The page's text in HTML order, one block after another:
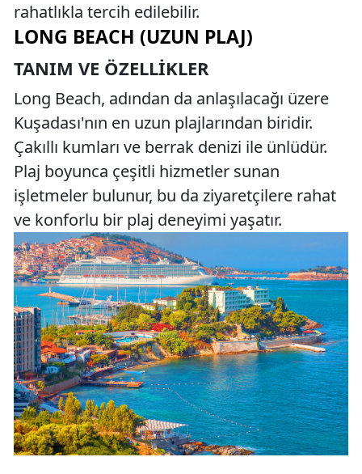
rahatlıkla tercih edilebilir.
LONG BEACH (UZUN PLAJ)
TANIM VE ÖZELLIKLER
Long Beach, adından da anlaşılacağı üzere
Kuşadası'nın en uzun plajlarından biridir.
Çakıllı kumları ve berrak denizi ile ünlüdür.
Plaj boyunca çeşitli hizmetler sunan
işletmeler bulunur, bu da ziyaretçilere rahat
ve konforlu bir plaj deneyimi yaşatır.